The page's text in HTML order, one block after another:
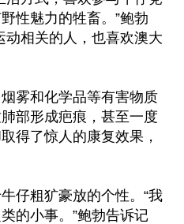
性魅力的牲畜。”鲍勃
动相关的人，也喜欢澳大
雾和化学品等有害物质
部形成疤痕，甚至一度
得了惊人的康复效果，
仔粗犷豪放的个性。“我
的小事。”鲍勃告诉记